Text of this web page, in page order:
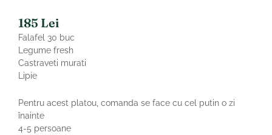
185 Lei
Falafel 30 buc
Legume fresh
Castraveti murati
Lipie
Pentru acest platou, comanda se face cu cel putin o zi
înainte
4-5 persoane